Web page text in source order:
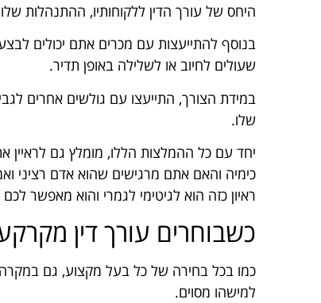
היחס של עורך הדין ללקוחותיו, ההתנהלות
בנוסף להתייעצות עם מכרים אתם יכולים
שעולים לחיוב או לשלילה באופן תדיר.
במידת הצורך, התייעצו עם גולשים אחרים
שלו.
יחד עם כל ההמלצות הללו, מומלץ גם לראיין
כימיה והאם אתם מרגישים שהוא אדם רציני
ראיון כזה הוא לגיטימי לגמרי והוא מאפשר
כשבוחרים עורך דין
כמו בכל בחירה של כל בעל מקצוע, גם במקרה
למישהו מסוים.